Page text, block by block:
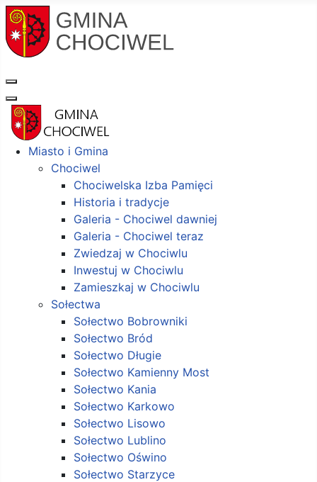
Miasto i Gmina
Chociwel
Chociwelska Izba Pamięci
Historia i tradycje
Galeria - Chociwel dawniej
Galeria - Chociwel teraz
Zwiedzaj w Chociwlu
Inwestuj w Chociwlu
Zamieszkaj w Chociwlu
Sołectwa
Sołectwo Bobrowniki
Sołectwo Bród
Sołectwo Długie
Sołectwo Kamienny Most
Sołectwo Kania
Sołectwo Karkowo
Sołectwo Lisowo
Sołectwo Lublino
Sołectwo Oświno
Sołectwo Starzyce